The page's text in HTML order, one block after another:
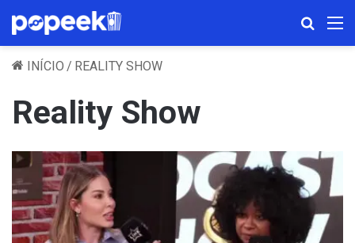
INÍCIO / REALITY SHOW
Reality Show